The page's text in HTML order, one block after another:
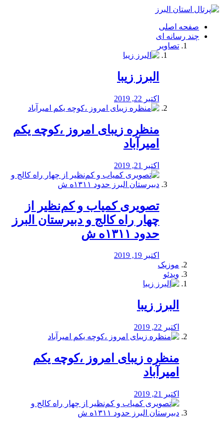
فصد
شرق
تهران
خشکشویی
صفحه اصلی
چند رسانه ای
تصاویر
البرز زیبا
اکتبر 22, 2019
منظره‌‌ زیبای امروز ،کوچه یکم
امیرآباد
اکتبر 21, 2019
️تصویری کمیاب و کم‌نظیر از
چهار راه كالج و دبيرستان البرز
حدود ۱۳۱۱ه ش
اکتبر 19, 2019
موزیک
ویدئو
البرز زیبا
اکتبر 22, 2019
منظره‌‌ زیبای امروز ،کوچه یکم
امیرآباد
اکتبر 21, 2019